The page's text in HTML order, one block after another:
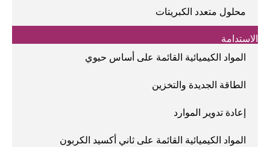
محلول متعدد الكبريتات
الاستدامة
المواد الكيميائية القائمة على أساس حيوي
الطاقة الجديدة والتخزين
إعادة تدوير الموارد
المواد الكيميائية القائمة على ثاني أكسيد الكربون